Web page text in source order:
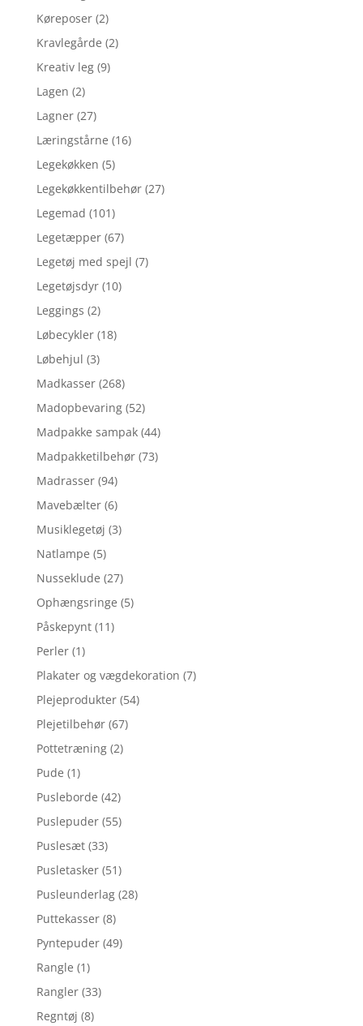
Køreposer (2)
Kravlegårde (2)
Kreativ leg (9)
Lagen (2)
Lagner (27)
Læringstårne (16)
Legekøkken (5)
Legekøkkentilbehør (27)
Legemad (101)
Legetæpper (67)
Legetøj med spejl (7)
Legetøjsdyr (10)
Leggings (2)
Løbecykler (18)
Løbehjul (3)
Madkasser (268)
Madopbevaring (52)
Madpakke sampak (44)
Madpakketilbehør (73)
Madrasser (94)
Mavebælter (6)
Musiklegetøj (3)
Natlampe (5)
Nusseklude (27)
Ophængsringe (5)
Påskepynt (11)
Perler (1)
Plakater og vægdekoration (7)
Plejeprodukter (54)
Plejetilbehør (67)
Pottetræning (2)
Pude (1)
Pusleborde (42)
Puslepuder (55)
Puslesæt (33)
Pusletasker (51)
Pusleunderlag (28)
Puttekasser (8)
Pyntepuder (49)
Rangle (1)
Rangler (33)
Regntøj (8)